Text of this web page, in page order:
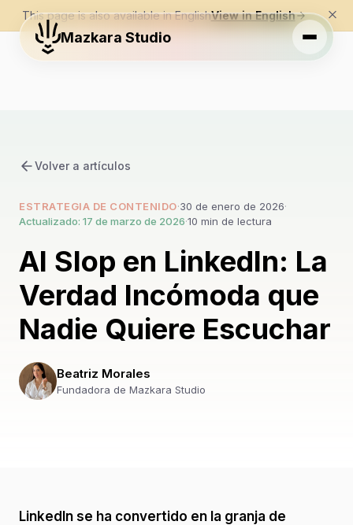
This page is also available in EnglishView in English
Mazkara Studio
Volver a artículos
ESTRATEGIA DE CONTENIDO·30 de enero de 2026·
Actualizado: 17 de marzo de 2026·10 min de lectura
AI Slop en LinkedIn: La
Verdad Incómoda que
Nadie Quiere Escuchar
Beatriz Morales
Fundadora de Mazkara Studio
LinkedIn se ha convertido en la granja de